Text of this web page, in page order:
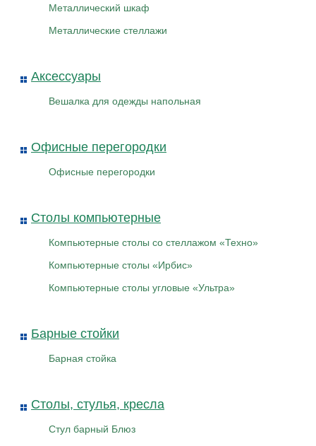
Металлический шкаф
Металлические стеллажи
Аксессуары
Вешалка для одежды напольная
Офисные перегородки
Офисные перегородки
Столы компьютерные
Компьютерные столы со стеллажом «Техно»
Компьютерные столы «Ирбис»
Компьютерные столы угловые «Ультра»
Барные стойки
Барная стойка
Столы, стулья, кресла
Стул барный Блюз